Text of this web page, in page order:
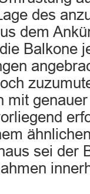
des
dem
Balkone
mit
sei der